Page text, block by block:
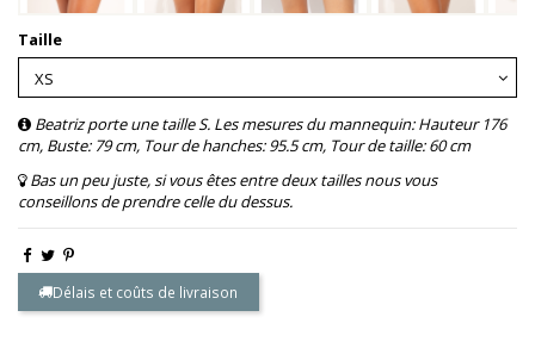
Taille
Beatriz porte une taille S. Les mesures du mannequin: Hauteur 176
cm, Buste: 79 cm, Tour de hanches: 95.5 cm, Tour de taille: 60 cm
Bas un peu juste, si vous êtes entre deux tailles nous vous
conseillons de prendre celle du dessus.
Délais et coûts de livraison